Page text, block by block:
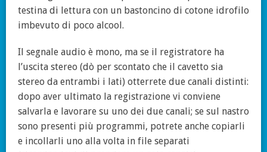
testina di lettura con un bastoncino di cotone idrofilo
imbevuto di poco alcool.
Il segnale audio è mono, ma se il registratore ha
l’uscita stereo (dò per scontato che il cavetto sia
stereo da entrambi i lati) otterrete due canali distinti:
dopo aver ultimato la registrazione vi conviene
salvarla e lavorare su uno dei due canali; se sul nastro
sono presenti più programmi, potrete anche copiarli
e incollarli uno alla volta in file separati